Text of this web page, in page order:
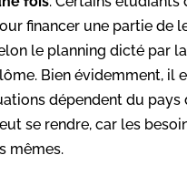
financer une partie de
le planning dicté par
Bien évidemment, il
dépendent du pays
se rendre, car les
mêmes.